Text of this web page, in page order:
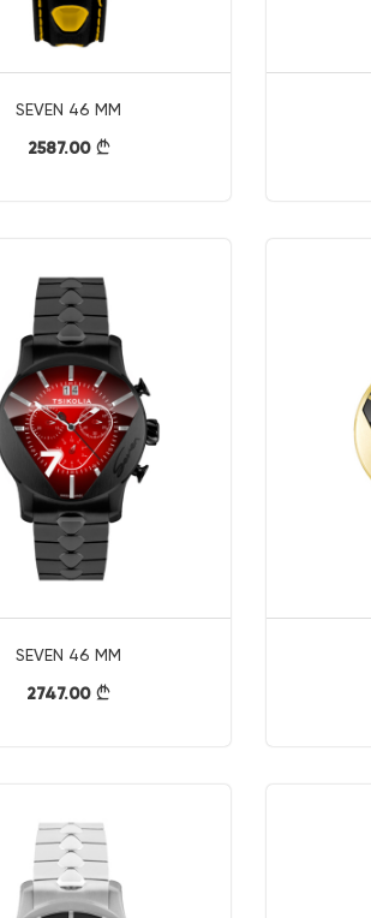
SEVEN 46 MM
2587.00 }
SEVEN 46 MM
2747.00 }